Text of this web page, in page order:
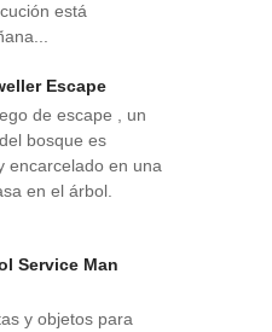
está
Escape
de escape , un
bosque es
encarcelado en una
en el árbol.
Service Man
y objetos para